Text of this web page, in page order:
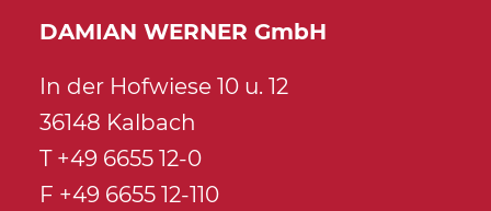
DAMIAN WERNER GmbH
In der Hofwiese 10 u. 12
36148 Kalbach
T +49 6655 12-0
F +49 6655 12-110